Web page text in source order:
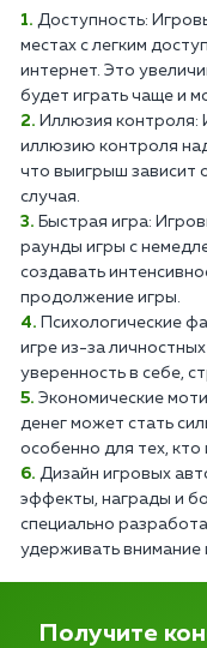
Доступность:
местах с легким
интернет. Это
будет играть чаще и
Иллюзия контроля:
иллюзию контроля
что выигрыш зависит
случая.
Быстрая игра:
раунды игры с
создавать
продолжение игры.
Психологические
игре из-за
уверенность в себе,
Экономические
денег может стать
особенно для тех,
Дизайн игровых
эффекты, награды и
специально
удерживать внимание
Получите